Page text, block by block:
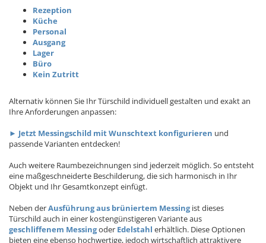
Rezeption
Küche
Personal
Ausgang
Lager
Büro
Kein Zutritt
Alternativ können Sie Ihr Türschild individuell gestalten und exakt an
Ihre Anforderungen anpassen:
► Jetzt Messingschild mit Wunschtext konfigurieren und
passende Varianten entdecken!
Auch weitere Raumbezeichnungen sind jederzeit möglich. So entsteht
eine maßgeschneiderte Beschilderung, die sich harmonisch in Ihr
Objekt und Ihr Gesamtkonzept einfügt.
Neben derAusführung aus brüniertem Messingist dieses
Türschild auch in einer kostengünstigeren Variante aus
geschliffenem Messingoder Edelstahl erhältlich. Diese Optionen
bieten eine ebenso hochwertige, jedoch wirtschaftlich attraktivere